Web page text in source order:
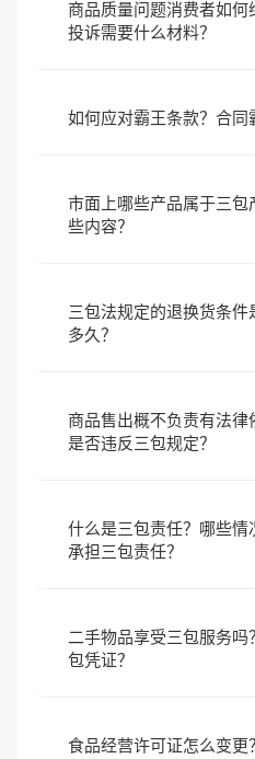
商品质量问题消费者如
投诉需要什么材料？
如何应对霸王条款？合同
市面上哪些产品属于三包
些内容？
三包法规定的退换货条
多久？
商品售出概不负责有法
是否违反三包规定？
什么是三包责任？哪些
承担三包责任？
二手物品享受三包服务
包凭证？
食品经营许可证怎么变更